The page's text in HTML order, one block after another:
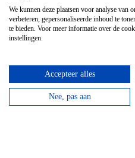
GPS Chouffe wandeling
Vanaf€16,95
We kunnen deze plaatsen voor analyse van
verbeteren, gepersonaliseerde inhoud te
te bieden. Voor meer informatie over de
instellingen.
Accepteer alles
Nee, pas aan